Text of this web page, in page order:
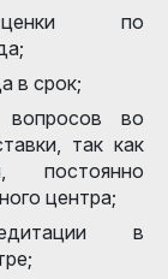
по
в срок;
вопросов во
так как
постоянно
центра;
в